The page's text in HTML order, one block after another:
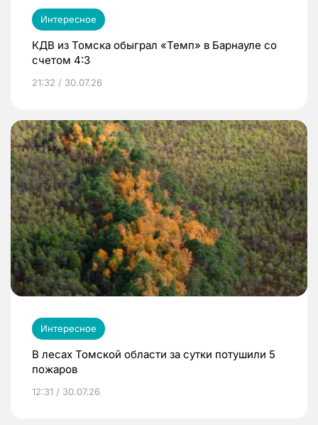
Интересное
КДВ из Томска обыграл «Темп» в Барнауле со
счетом 4:3
21:32 / 30.07.26
Интересное
В лесах Томской области за сутки потушили 5
пожаров
12:31 / 30.07.26